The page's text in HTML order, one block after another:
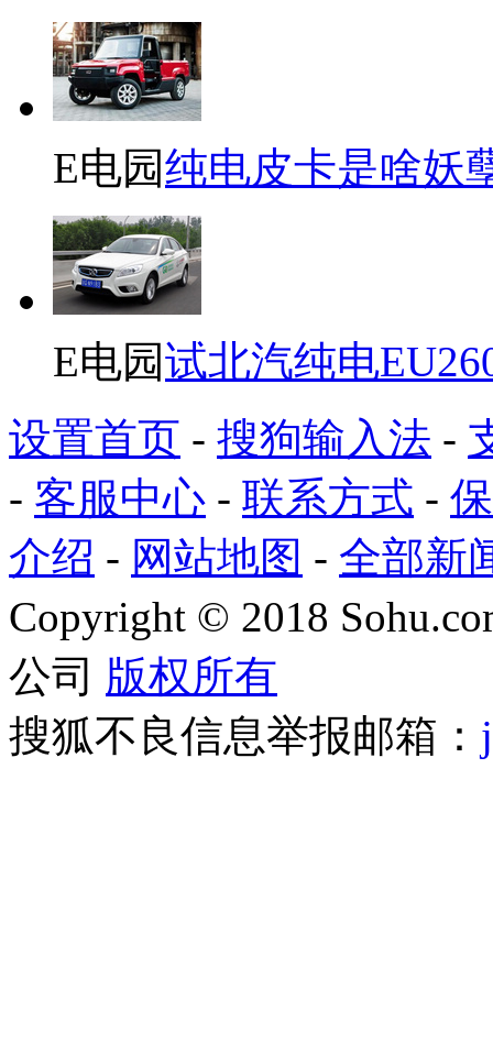
E电园纯电皮卡是啥妖
E电园试北汽纯电
设置首页 - 搜狗输入法 -
- 客服中心 - 联系方式 -
介绍 - 网站地图 - 全部新
Copyright © 2018
公司 版权所有
搜狐不良信息举报邮箱：